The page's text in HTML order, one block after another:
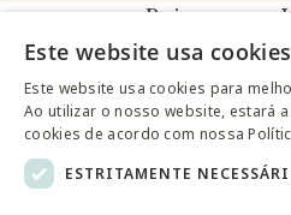
Baixe o app
Este website usa cookies
Este website usa cookies para
Ao utilizar o nosso website, estará
cookies de acordo com nossa
ESTRITAMENTE